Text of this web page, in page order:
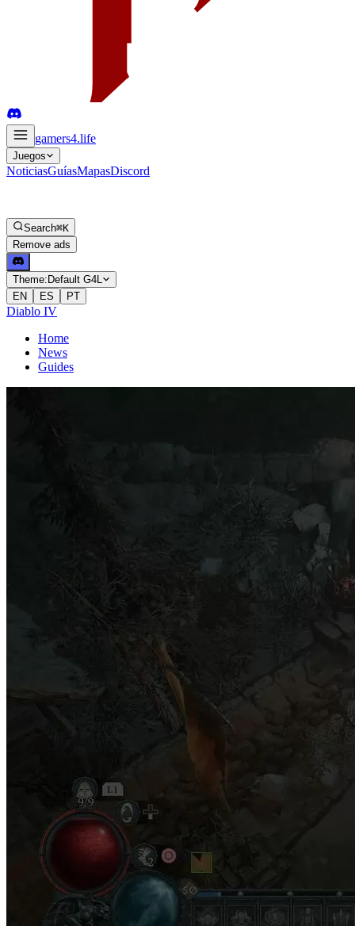
gamers4.life
Juegos
NoticiasGuíasMapasDiscord
Search⌘K
Remove ads
Theme: Default G4L
EN
ES PT
Diablo IV
Home
News
Guides